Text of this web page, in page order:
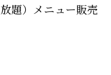
題）メニュー販売